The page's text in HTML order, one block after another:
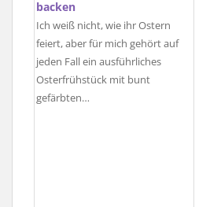
backen
Ich weiß nicht, wie ihr Ostern
feiert, aber für mich gehört auf
jeden Fall ein ausführliches
Osterfrühstück mit bunt
gefärbten…